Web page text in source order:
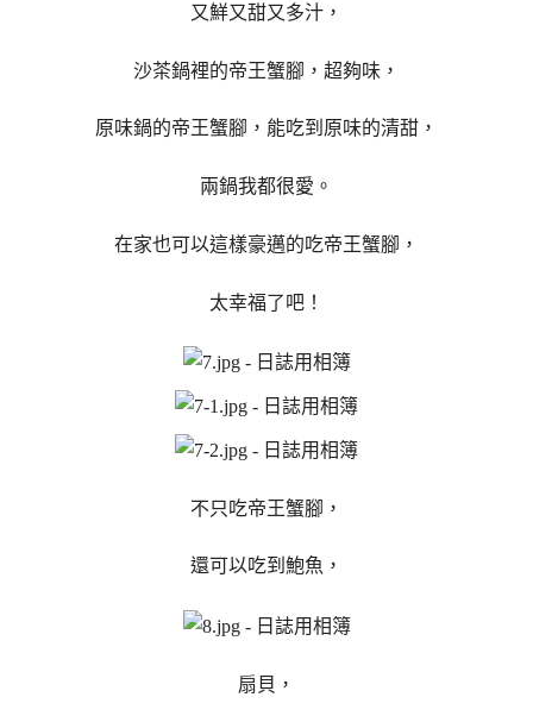
又鮮又甜又多汁，
沙茶鍋裡的帝王蟹腳，超夠味，
原味鍋的帝王蟹腳，能吃到原味的清甜，
兩鍋我都很愛。
在家也可以這樣豪邁的吃帝王蟹腳，
太幸福了吧！
不只吃帝王蟹腳，
還可以吃到鮑魚，
扇貝，